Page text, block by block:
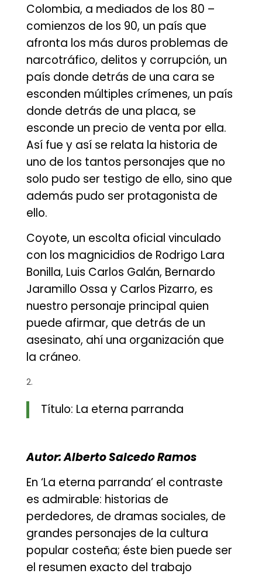
Colombia, a mediados de los 80 –
comienzos de los 90, un país que
afronta los más duros problemas de
narcotráfico, delitos y corrupción, un
país donde detrás de una cara se
esconden múltiples crímenes, un país
donde detrás de una placa, se
esconde un precio de venta por ella.
Así fue y así se relata la historia de
uno de los tantos personajes que no
solo pudo ser testigo de ello, sino que
además pudo ser protagonista de
ello.
Coyote, un escolta oficial vinculado
con los magnicidios de Rodrigo Lara
Bonilla, Luis Carlos Galán, Bernardo
Jaramillo Ossa y Carlos Pizarro, es
nuestro personaje principal quien
puede afirmar, que detrás de un
asesinato, ahí una organización que
la cráneo.
Título: La eterna parranda
Autor: Alberto Salcedo Ramos
En ‘La eterna parranda’ el contraste
es admirable: historias de
perdedores, de dramas sociales, de
grandes personajes de la cultura
popular costeña; éste bien puede ser
el resumen exacto del trabajo